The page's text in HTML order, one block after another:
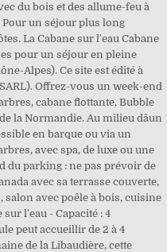
du bois et des allume-feu à
un séjour plus long
La Cabane sur l'eau Cabane
pour un séjour en pleine
Alpes). Ce site est édité à
Offrez-vous un week-end
cabane flottante, Bubble
la Normandie. Au milieu dâun
en barque ou via un
avec spa, de luxe ou une
du parking : ne pas prévoir de
avec sa terrasse couverte,
salon avec poêle à bois, cuisine
l'eau - Capacité : 4
peut accueillir de 2 à 4
de la Libaudière, cette